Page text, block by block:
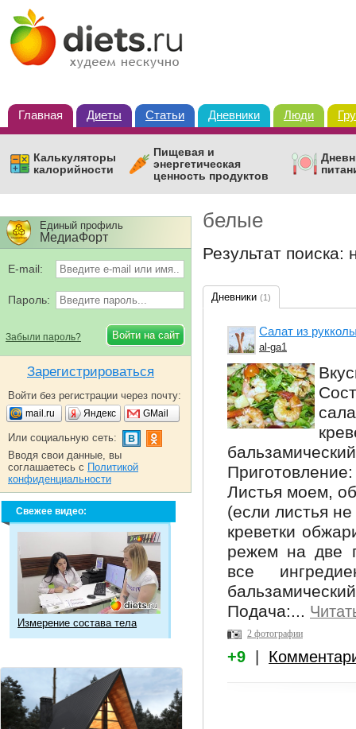
Главная Диеты Статьи Дневники Люди
Калькуляторы
калорийности
Пищевая и
энергетическая
ценность продуктов
белые
Результат
Дневники (1)
Салат из
al-ga1
Приготовление:
Листья моем,
(если листья
креветки
режем на две
все
Подача:...
2 фотографии
+9
Единый профиль
МедиаФорт
E-mail:
Пароль:
Забыли пароль?
Зарегистрироваться
Войти без регистрации через почту:
mail.ru Яндекс GMail
Или социальную сеть:
Вводя свои данные, вы
соглашаетесь с Политикой
конфиденциальности
Свежее видео:
Измерение состава тела